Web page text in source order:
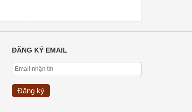
ĐĂNG KÝ EMAIL
Đăng ký